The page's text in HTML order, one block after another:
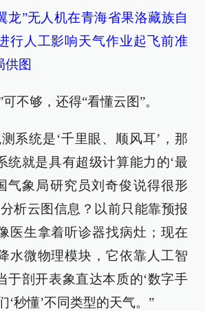
龙”无人机在青海省果洛藏族自
行人工影响天气作业起飞前准
供图
不够，还得“看懂云图”。
系统是‘千里眼、顺风耳’，那
统就是具有超级计算能力的‘最
气象局研究员刘奇俊说得很形
析云图信息？以前只能靠预报
医生拿着听诊器找病灶；现在
水微物理模块，它依靠人工智
于剖开表象直达本质的‘数字手
‘秒懂’不同类型的天气。”